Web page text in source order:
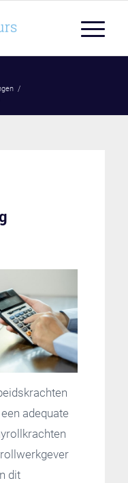
/
adequate
dit